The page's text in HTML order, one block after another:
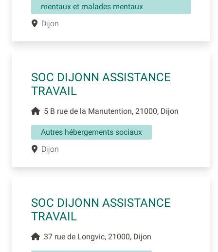
mentaux et malades mentaux
Dijon
SOC DIJONN ASSISTANCE
TRAVAIL
5 B rue de la Manutention, 21000, Dijon
Autres hébergements sociaux
Dijon
SOC DIJONN ASSISTANCE
TRAVAIL
37 rue de Longvic, 21000, Dijon